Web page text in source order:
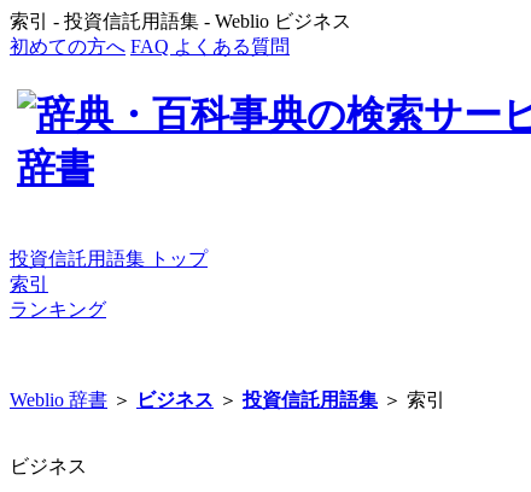
索引 - 投資信託用語集 - Weblio ビジネス
初めての方へ FAQ よくある質問
投資信託用語集 トップ
索引
ランキング
Weblio 辞書 ＞ ビジネス ＞投資信託用語集 ＞ 索引
ビジネス